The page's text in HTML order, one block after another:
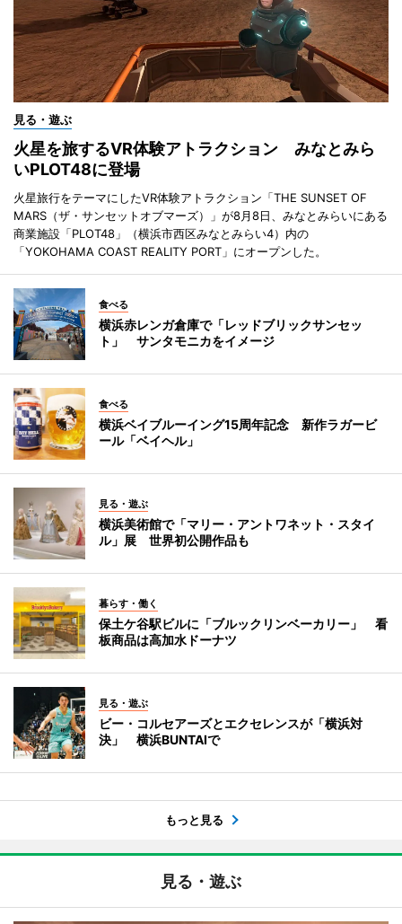
見る・遊ぶ
火星を旅するVR体験アトラクション みなとみら
いPLOT48に登場
火星旅行をテーマにしたVR体験アトラクション「THE SUNSET OF
MARS（ザ・サンセットオブマーズ）」が8月8日、みなとみらいにある
商業施設「PLOT48」（横浜市西区みなとみらい4）内の
「YOKOHAMA COAST REALITY PORT」にオープンした。
食べる
横浜赤レンガ倉庫で「レッドブリックサンセッ
ト」 サンタモニカをイメージ
食べる
横浜ベイブルーイング15周年記念 新作ラガービ
ール「ベイヘル」
見る・遊ぶ
横浜美術館で「マリー・アントワネット・スタイ
ル」展 世界初公開作品も
暮らす・働く
保土ケ谷駅ビルに「ブルックリンベーカリー」 看
板商品は高加水ドーナツ
見る・遊ぶ
ビー・コルセアーズとエクセレンスが「横浜対
決」 横浜BUNTAIで
もっと見る
見る・遊ぶ